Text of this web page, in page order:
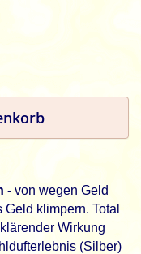
- von wegen Geld
klimpern. Total
Wirkung
(Silber)